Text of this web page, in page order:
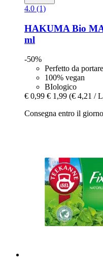
4.0 (1)
HAKUMA Bio
ml
-50%
Perfetto da
100% vegan
BIologico
€ 0,99 € 1,99 (€ 4,21 /
Consegna entro il